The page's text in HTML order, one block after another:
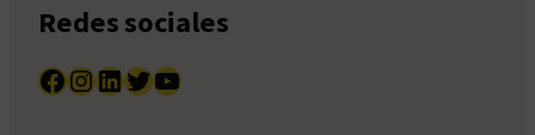
Redes sociales
Facebook InstagramLinkedIn Twitter YouTube